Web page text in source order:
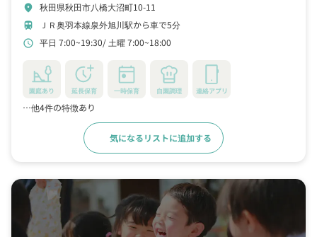
location_on 秋田県秋田市八橋大沼町10-11
train ＪＲ奥羽本線泉外旭川駅から車で5分
schedule 平日 7:00~19:30 土曜 7:00~18:00
園庭あり 延長保育 一時保育 自園調理 連絡アプリ
…他4件の特徴あり
気になるリストに追加する